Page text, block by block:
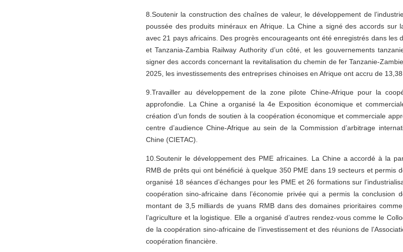
8.Soutenir la construction des chaînes de valeur, le développement de
poussée des produits minéraux en Afrique. La Chine a signé des accords sur
avec 21 pays africains. Des progrès encourageants ont été enregistrés dans les
et Tanzania-Zambia Railway Authority d’un côté, et les gouvernements
signer des accords concernant la revitalisation du chemin de fer Tanzanie-
2025, les investissements des entreprises chinoises en Afrique ont accru de
9.Travailler au développement de la zone pilote Chine-Afrique pour la
approfondie. La Chine a organisé la 4e Exposition économique et
création d’un fonds de soutien à la coopération économique et commerciale
centre d’audience Chine-Afrique au sein de la Commission d’arbitrage
Chine (CIETAC).
10.Soutenir le développement des PME africaines. La Chine a accordé à la
RMB de prêts qui ont bénéficié à quelque 350 PME dans 19 secteurs et permis
organisé 18 séances d’échanges pour les PME et 26 formations sur
coopération sino-africaine dans l’économie privée qui a permis la conclusion
montant de 3,5 milliards de yuans RMB dans des domaines prioritaires comme
l’agriculture et la logistique. Elle a organisé d’autres rendez-vous comme le
de la coopération sino-africaine de l’investissement et des réunions de
coopération financière.